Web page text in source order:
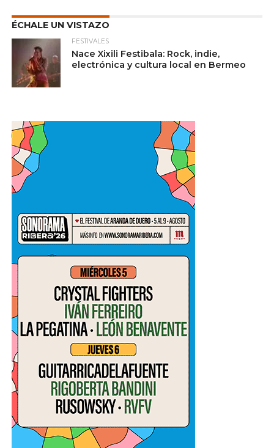
ÉCHALE UN VISTAZO
FESTIVALES
Nace Xixili Festibala: Rock, indie,
electrónica y cultura local en Bermeo